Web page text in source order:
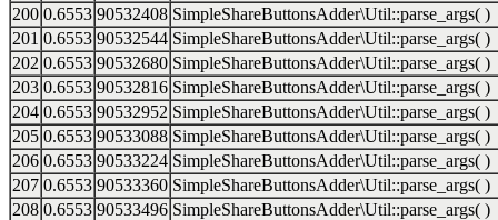
200 0.6553 90532408 SimpleShareButtonsAdder\Util::parse_args( )
201 0.6553 90532544 SimpleShareButtonsAdder\Util::parse_args( )
202 0.6553 90532680 SimpleShareButtonsAdder\Util::parse_args( )
203 0.6553 90532816 SimpleShareButtonsAdder\Util::parse_args( )
204 0.6553 90532952 SimpleShareButtonsAdder\Util::parse_args( )
205 0.6553 90533088 SimpleShareButtonsAdder\Util::parse_args( )
206 0.6553 90533224 SimpleShareButtonsAdder\Util::parse_args( )
207 0.6553 90533360 SimpleShareButtonsAdder\Util::parse_args( )
208 0.6553 90533496 SimpleShareButtonsAdder\Util::parse_args( )